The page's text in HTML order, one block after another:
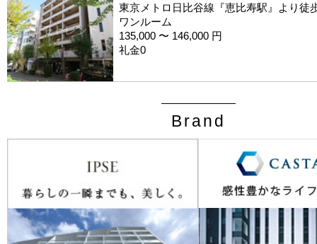
東京メトロ日比谷線『恵比寿駅』より徒
ワンルーム
135,000 〜 146,000 円
礼金0
Brand